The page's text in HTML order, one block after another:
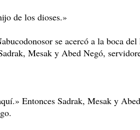
de los dioses.»
se acercó a la boca
Mesak y Abed Negó,
Entonces Sadrak, Mesak y